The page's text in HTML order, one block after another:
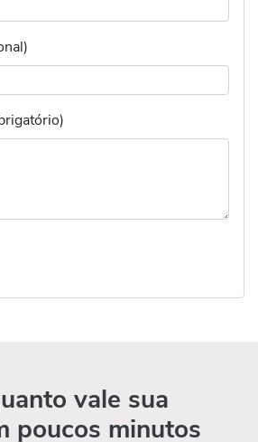
vale sua
poucos minutos